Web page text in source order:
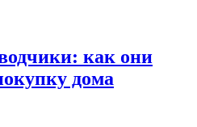
как они
дома